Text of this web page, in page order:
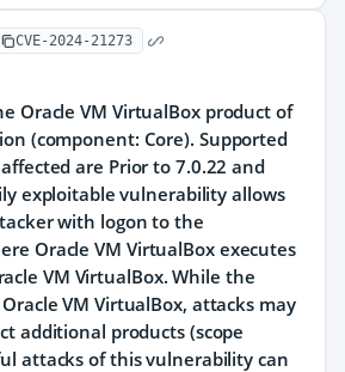
CVE-2024-21273
Oracle VM VirtualBox product of
(component: Core). Supported
are Prior to 7.0.22 and
exploitable vulnerability allows
with logon to the
Oracle VM VirtualBox executes
VM VirtualBox. While the
VM VirtualBox, attacks may
additional products (scope
attacks of this vulnerability can